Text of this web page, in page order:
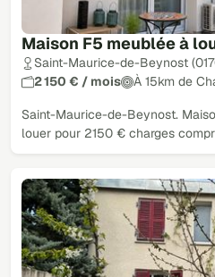
Maison F5 meublée à
Saint-Maurice-de-Beynost
2 150 € / mois
À 15km de
Saint-Maurice-de-Beynost.
louer pour 2150 € charges